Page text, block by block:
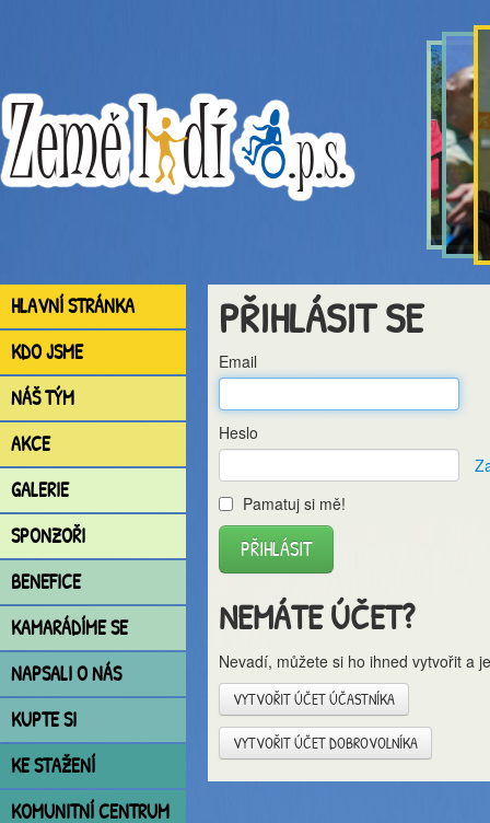
HLAVNÍ STRÁNKA
KDO JSME
NÁŠ TÝM
AKCE
GALERIE
SPONZOŘI
BENEFICE
KAMARÁDÍME SE
NAPSALI O NÁS
KUPTE SI
KE STAŽENÍ
KOMUNITNÍ CENTRUM
PŘIHLÁSIT SE
Email
Heslo
Pamatuj si mě!
NEMÁTE ÚČET?
Nevadí, můžete si ho ihned vytvořit a
VYTVOŘIT ÚČET ÚČASTNÍKA
VYTVOŘIT ÚČET DOBROVOLNÍKA